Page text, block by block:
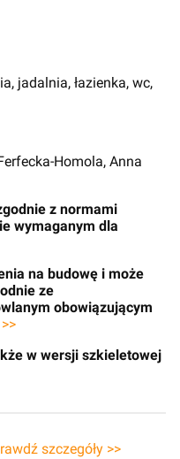
jadalnia, łazienka, wc,
Homola, Anna
z normami
wymaganym dla
na budowę i może
ze
obowiązującym
w wersji szkieletowej
szczegóły >>